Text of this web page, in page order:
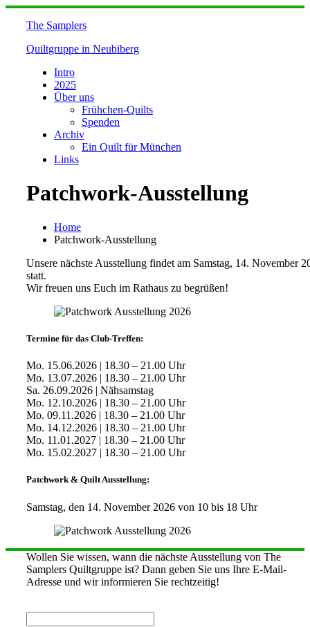
Skip
The Samplers
Quiltgruppe in Neubiberg
Intro
2025
Über uns
Frühchen-Quilts
Spenden
Archiv
Ein Quilt für München
Links
Patchwork-Ausstellung
Home
Patchwork-Ausstellung
Unsere nächste Ausstellung findet am Samstag, 14. November
statt.
Wir freuen uns Euch im Rathaus zu begrüßen!
Termine für das Club-Treffen:
Mo. 15.06.2026 | 18.30 – 21.00 Uhr
Mo. 13.07.2026 | 18.30 – 21.00 Uhr
Sa. 26.09.2026 | Nähsamstag
Mo. 12.10.2026 | 18.30 – 21.00 Uhr
Mo. 09.11.2026 | 18.30 – 21.00 Uhr
Mo. 14.12.2026 | 18.30 – 21.00 Uhr
Mo. 11.01.2027 | 18.30 – 21.00 Uhr
Mo. 15.02.2027 | 18.30 – 21.00 Uhr
Patchwork & Quilt Ausstellung:
Samstag, den 14. November 2026 von 10 bis 18 Uhr
Wollen Sie wissen, wann die nächste Ausstellung von The
Samplers Quiltgruppe ist? Dann geben Sie uns Ihre E-Mail-
Adresse und wir informieren Sie rechtzeitig!